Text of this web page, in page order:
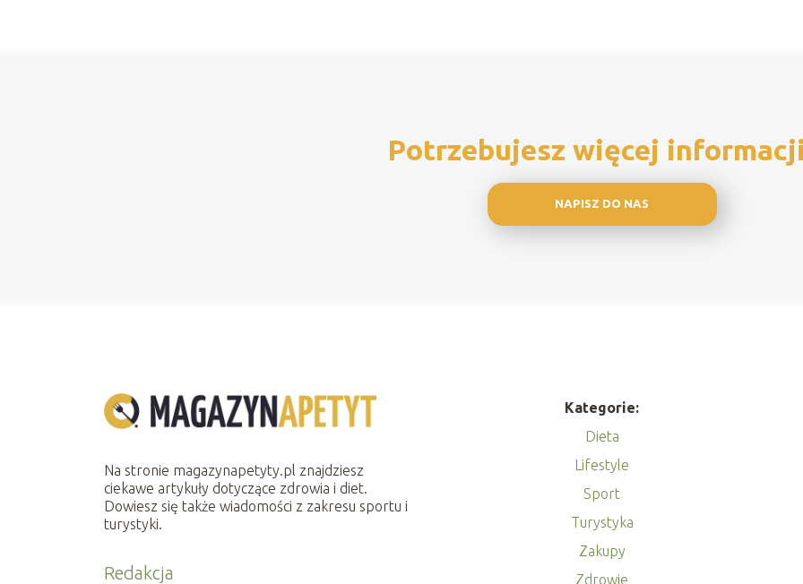
Potrzebujesz więcej
NAPISZ DO NAS
Na stronie magazynapetyty.pl znajdziesz
ciekawe artykuły dotyczące zdrowia i diet.
Dowiesz się także wiadomości z zakresu sportu i
turystyki.
Redakcja
Kategorie:
Dieta
Lifestyle
Sport
Turystyka
Zakupy
Zdrowie